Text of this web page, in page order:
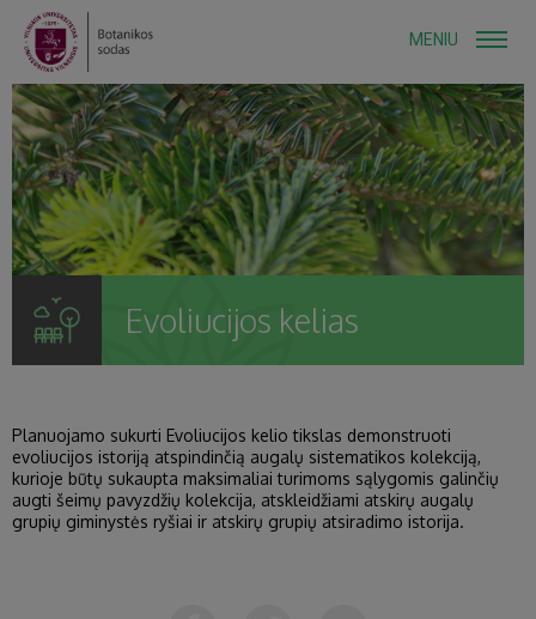
MENIU
Evoliucijos kelias
Planuojamo sukurti Evoliucijos kelio tikslas demonstruoti
evoliucijos istoriją atspindinčią augalų sistematikos kolekciją,
kurioje būtų sukaupta maksimaliai turimoms sąlygomis galinčių
augti šeimų pavyzdžių kolekcija, atskleidžiami atskirų augalų
grupių giminystės ryšiai ir atskirų grupių atsiradimo istorija.